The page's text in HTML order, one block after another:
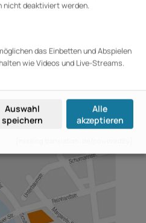
40, 10117 Berlin
nicht deaktiviert werden.
das Einbetten und Abspielen
wie Videos und Live-Streams.
Auswahl
speichern
Alle
akzeptieren